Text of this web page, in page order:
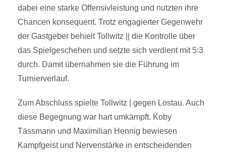
dabei eine starke Offensivleistung und nutzten ihre
Chancen konsequent. Trotz engagierter Gegenwehr
der Gastgeber behielt Tollwitz || die Kontrolle über
das Spielgeschehen und setzte sich verdient mit 5:3
durch. Damit übernahmen sie die Führung im
Turnierverlauf.
Zum Abschluss spielte Tollwitz | gegen Lostau. Auch
diese Begegnung war hart umkämpft. Koby
Tässmann und Maximilian Hennig bewiesen
Kampfgeist und Nervenstärke in entscheidenden